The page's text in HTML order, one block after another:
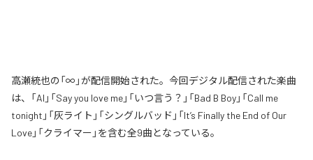
高瀬統也の「∞」が配信開始された。今回デジタル配信された楽曲
は、「AI」「Say you love me」「いつ言う？」「Bad B Boy」「Call me
tonight」「灰ライト」「シングルバッド」「It’s Finally the End of Our
Love」「クライマー」を含む全9曲となっている。